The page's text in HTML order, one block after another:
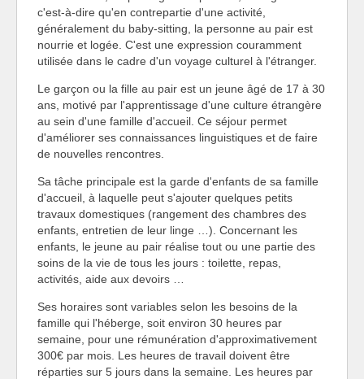
c'est-à-dire qu'en contrepartie d'une activité,
généralement du baby-sitting, la personne au pair est
nourrie et logée. C'est une expression couramment
utilisée dans le cadre d'un voyage culturel à l'étranger.
Le garçon ou la fille au pair est un jeune âgé de 17 à 30
ans, motivé par l'apprentissage d'une culture étrangère
au sein d'une famille d'accueil. Ce séjour permet
d'améliorer ses connaissances linguistiques et de faire
de nouvelles rencontres.
Sa tâche principale est la garde d'enfants de sa famille
d'accueil, à laquelle peut s'ajouter quelques petits
travaux domestiques (rangement des chambres des
enfants, entretien de leur linge …). Concernant les
enfants, le jeune au pair réalise tout ou une partie des
soins de la vie de tous les jours : toilette, repas,
activités, aide aux devoirs …
Ses horaires sont variables selon les besoins de la
famille qui l'héberge, soit environ 30 heures par
semaine, pour une rémunération d'approximativement
300€ par mois. Les heures de travail doivent être
réparties sur 5 jours dans la semaine. Les heures par